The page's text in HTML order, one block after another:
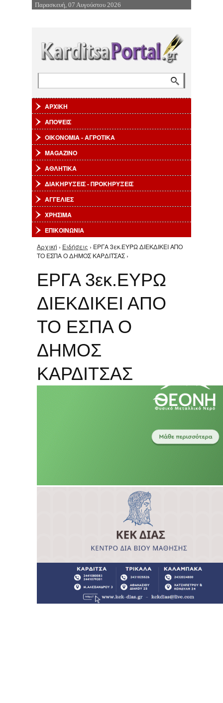
Επιστροφή στην Πλοήγηση
Παρασκευή, 07 Αυγούστου 2026
ΑΡΧΙΚΗ
ΑΠΟΨΕΙΣ
ΟΙΚΟΝΟΜΙΑ - ΑΓΡΟΤΙΚΑ
MAGAZINO
ΑΘΛΗΤΙΚΑ
ΔΙΑΚΗΡΥΞΕΙΣ - ΠΡΟΚΗΡΥΞΕΙΣ
ΑΓΓΕΛΙΕΣ
ΧΡΗΣΙΜΑ
ΕΠΙΚΟΙΝΩΝΙΑ
Είστε εδώ
Αρχική › Ειδήσεις › ΕΡΓΑ 3εκ.ΕΥΡΩ ΔΙΕΚΔΙΚΕΙ ΑΠΟ
ΤΟ ΕΣΠΑ Ο ΔΗΜΟΣ ΚΑΡΔΙΤΣΑΣ ›
ΕΡΓΑ 3εκ.ΕΥΡΩ
ΔΙΕΚΔΙΚΕΙ ΑΠΟ
ΤΟ ΕΣΠΑ Ο
ΔΗΜΟΣ
ΚΑΡΔΙΤΣΑΣ